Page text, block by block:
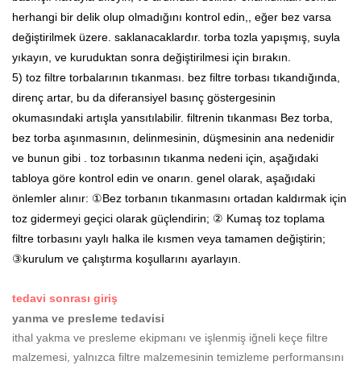
herhangi bir delik olup olmadığını kontrol edin,, eğer bez varsa
değiştirilmek üzere. saklanacaklardır. torba tozla yapışmış, suyla
yıkayın, ve kuruduktan sonra değiştirilmesi için bırakın.
5) toz filtre torbalarının tıkanması. bez filtre torbası tıkandığında,
direnç artar, bu da diferansiyel basınç göstergesinin
okumasındaki artışla yansıtılabilir. filtrenin tıkanması Bez torba,
bez torba aşınmasının, delinmesinin, düşmesinin ana nedenidir
ve bunun gibi . toz torbasının tıkanma nedeni için, aşağıdaki
tabloya göre kontrol edin ve onarın. genel olarak, aşağıdaki
önlemler alınır: ①Bez torbanın tıkanmasını ortadan kaldırmak için
toz gidermeyi geçici olarak güçlendirin; ② Kumaş toz toplama
filtre torbasını yaylı halka ile kısmen veya tamamen değiştirin;
③kurulum ve çalıştırma koşullarını ayarlayın.
tedavi sonrası giriş
yanma ve presleme tedavisi
ithal yakma ve presleme ekipmanı ve işlenmiş iğneli keçe filtre
malzemesi, yalnızca filtre malzemesinin temizleme performansını